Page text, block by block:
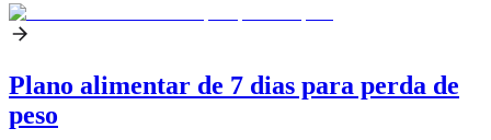
Plano alimentar de 7 dias para perda de
peso